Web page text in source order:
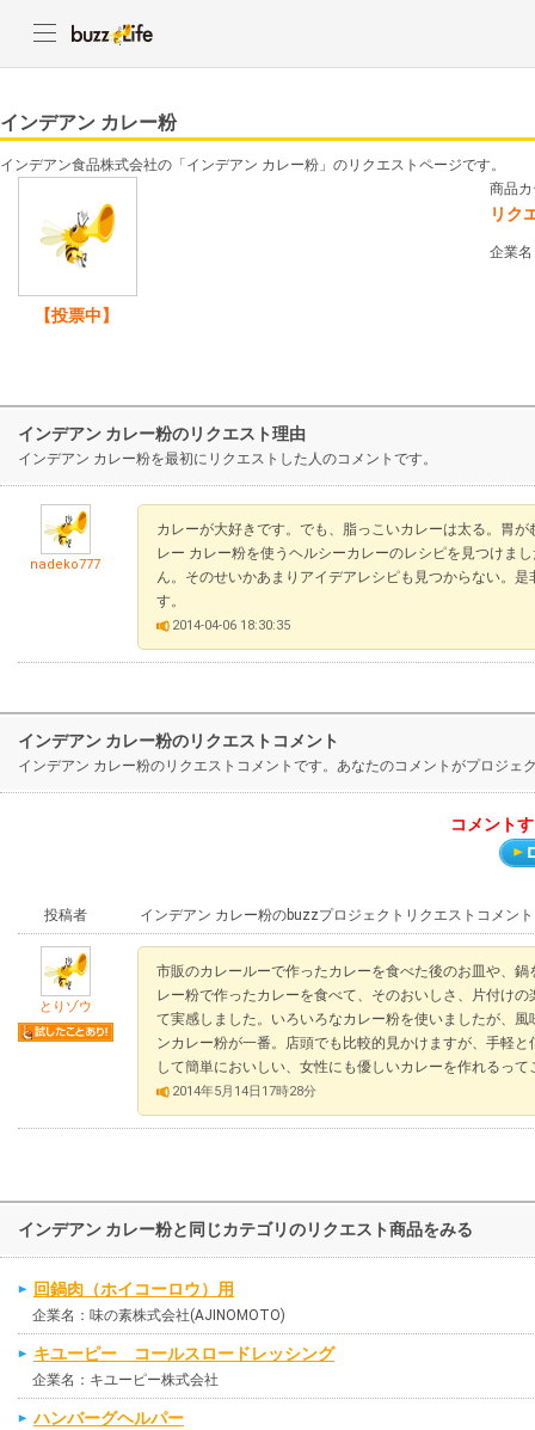
インデアン カレー粉
インデアン食品株式会社の「インデアン カレー粉」のリクエストページです。
【投票中】
商品
リク
企業
インデアン カレー粉のリクエスト理由
インデアン カレー粉を最初にリクエストした人のコメントです。
nadeko777
カレーが大好きです。でも、脂っこいカレーは太る。胃
レー カレー粉を使うヘルシーカレーのレシピを見つけま
ん。そのせいかあまりアイデアレシピも見つからない。
す。
2014-04-06 18:30:35
インデアン カレー粉のリクエストコメント
インデアン カレー粉のリクエストコメントです。あなたのコメントがプロジェ
コメント
投稿者 インデアン カレー粉のbuzzプロジェクトリクエストコメント
とりゾウ
市販のカレールーで作ったカレーを食べた後のお皿や、
レー粉で作ったカレーを食べて、そのおいしさ、片付け
て実感しました。いろいろなカレー粉を使いましたが、
ンカレー粉が一番。店頭でも比較的見かけますが、手軽
して簡単においしい、女性にも優しいカレーを作れるっ
2014年5月14日17時28分
インデアン カレー粉と同じカテゴリのリクエスト商品をみる
回鍋肉（ホイコーロウ）用
企業名：味の素株式会社(AJINOMOTO)
キユーピー コールスロードレッシング
企業名：キユーピー株式会社
ハンバーグヘルパー